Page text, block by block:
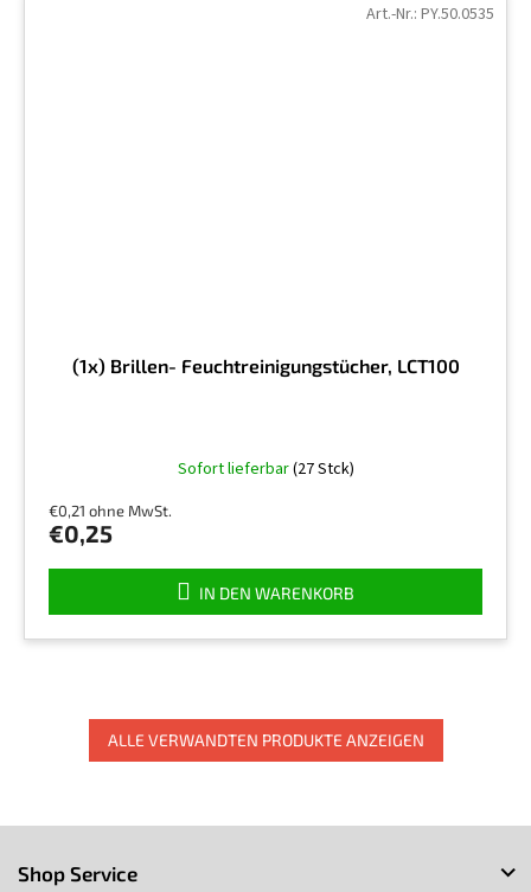
(1x) Brillen- Feuchtreinigungstücher, LCT100
Sofort lieferbar(27 Stck)
€0,21 ohne MwSt.
€0,25
IN DEN WARENKORB
Art.-Nr.: PY.50.0535
ALLE VERWANDTEN PRODUKTE ANZEIGEN
Shop Service